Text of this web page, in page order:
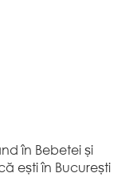
în Bebetei și
ești în București